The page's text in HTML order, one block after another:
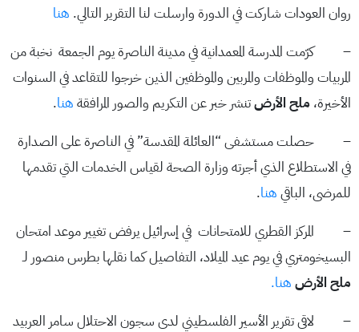
روان العودات شاركت في الدورة وارسلت لنا التقرير التالي. هنا
– كرّمت المدرسة المعمدانية في مدينة الناصرة يوم الجمعة نخبة من
المربيات والموظفات والمربين والموظفين الذين خرجوا للتقاعد في السنوات
الأخيرة، ملح الأرضتنشر خبر عن التكريم والصور المرافقة هنا.
– حصلت مستشفى “العائلة المقدسة” في الناصرة على الصدارة
في الاستطلاع الذي أجرته وزارة الصحة لقياس الخدمات التي تقدمها
للمرضى، الباقي هنا.
– المركز القطري للامتحانات في إسرائيل يرفض تغيير موعد امتحان
البسيخومتري في يوم عيد الميلاد، التفاصيل كما نقلها بطرس منصور لـ
ملح الأرض هنا.
– لاقى تقرير الأسير الفلسطيني لدى سجون الاحتلال سامر العربيد